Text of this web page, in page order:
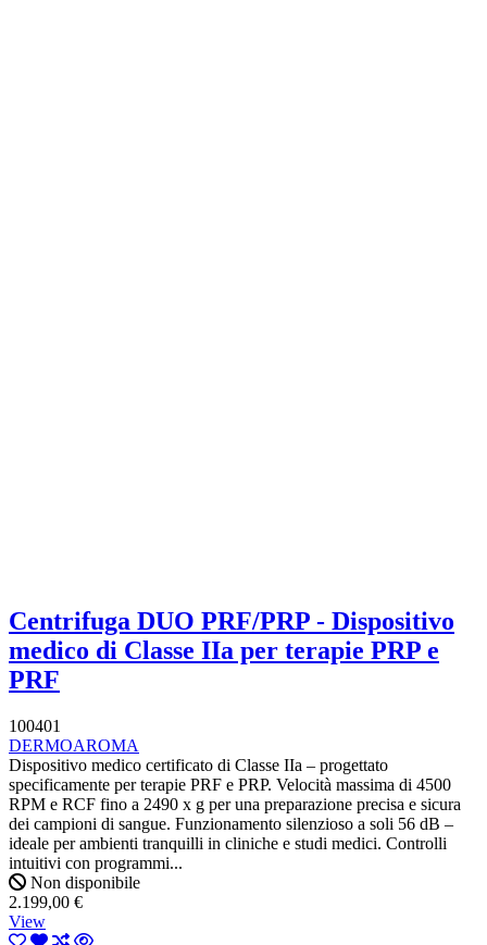
Centrifuga DUO PRF/PRP - Dispositivo
medico di Classe IIa per terapie PRP e
PRF
100401
DERMOAROMA
Dispositivo medico certificato di Classe IIa – progettato
specificamente per terapie PRF e PRP. Velocità massima di 4500
RPM e RCF fino a 2490 x g per una preparazione precisa e sicura
dei campioni di sangue. Funzionamento silenzioso a soli 56 dB –
ideale per ambienti tranquilli in cliniche e studi medici. Controlli
intuitivi con programmi...
Non disponibile
2.199,00 €
View